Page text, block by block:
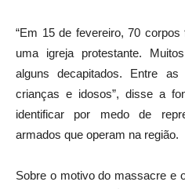
“Em 15 de fevereiro, 70
uma igreja protestante.
alguns decapitados. Entre
crianças e idosos”, disse a
identificar por medo de
armados que operam na região.
Sobre o motivo do massacre e